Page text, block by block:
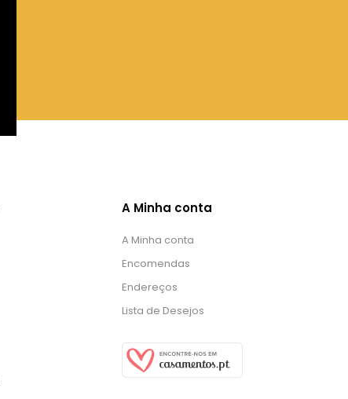
A Minha conta
A Minha conta
Encomendas
Endereços
Lista de Desejos